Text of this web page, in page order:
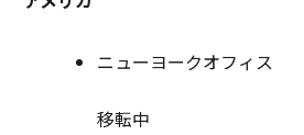
ニューヨークオフィス
移転中